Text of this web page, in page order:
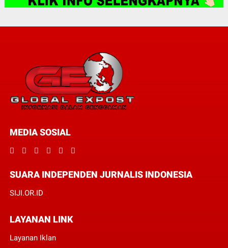
MEDIA SOSIAL
SUARA INDEPENDEN JURNALIS INDONESIA
SIJI.OR.ID
LAYANAN LINK
Layanan Iklan